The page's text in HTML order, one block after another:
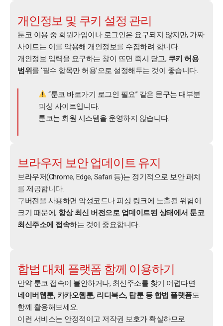
개인정보 및 쿠키 설정 관리
툰코 이용 중 회원가입이나 로그인은 요구되지 않지만, 가짜
사이트는 이를 악용해 개인정보를 수집하려 합니다.
개인정보 입력을 요구하는 창이 뜨면 즉시 닫고, 쿠키 허용
범위를 ‘필수 항목만 허용’으로 설정해두는 것이 좋습니다.
“툰코 바로가기 로그인 필요” 같은 문구는 대부분
피싱 사이트입니다.
툰코는 회원 시스템을 운영하지 않습니다.
브라우저 보안 업데이트 유지
브라우저(Chrome, Edge, Safari 등)는 정기적으로 보안 패치
를 제공합니다.
구버전을 사용하면 악성코드나 피싱 링크에 노출될 위험이
크기 때문에, 항상 최신 버전으로 업데이트된 상태에서 툰코
최신주소에 접속하는 것이 중요합니다.
합법 대체 플랫폼 함께 이용하기
만약 툰코 접속이 불안하거나, 최신주소를 찾기 어렵다면
네이버웹툰, 카카오웹툰, 리디북스, 탑툰 등 합법 플랫폼도
함께 활용해보세요.
이런 서비스는 안정적이고 저작권 보호가 확실하므로